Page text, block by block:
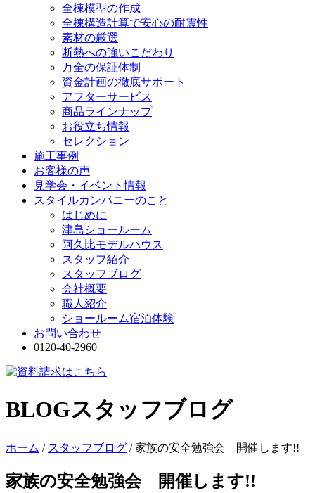
全棟模型の作成
全棟構造計算で安心の耐震性
素材の厳選
断熱への強いこだわり
万全の保証体制
資金計画の徹底サポート
アフターサービス
商品ラインナップ
お役立ち情報
セレクション
施工事例
お客様の声
見学会・イベント情報
スタイルカンパニーのこと
はじめに
津島ショールーム
阿久比モデルハウス
スタッフ紹介
スタッフブログ
会社概要
職人紹介
ショールーム宿泊体験
お問い合わせ
0120-40-2960
BLOGスタッフブログ
ホーム / スタッフブログ /家族の安全勉強会 開催します!!
家族の安全勉強会 開催します!!